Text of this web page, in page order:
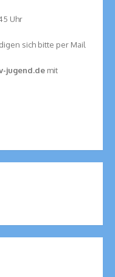
Uhr
sich bitte per Mail
jugend.de mit